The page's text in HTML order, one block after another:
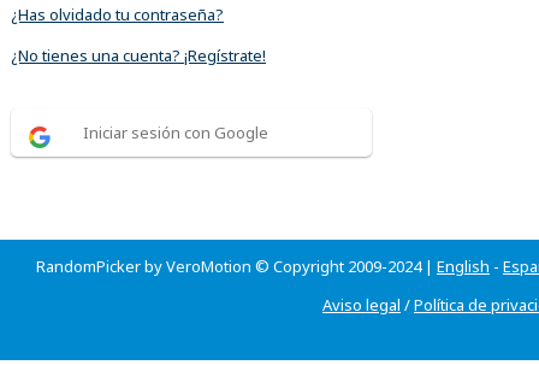
¿Has olvidado tu contraseña?
¿No tienes una cuenta? ¡Regístrate!
Iniciar sesión con Google
RandomPicker by VeroMotion © Copyright 2009-2024 | English -
Aviso legal /Política de